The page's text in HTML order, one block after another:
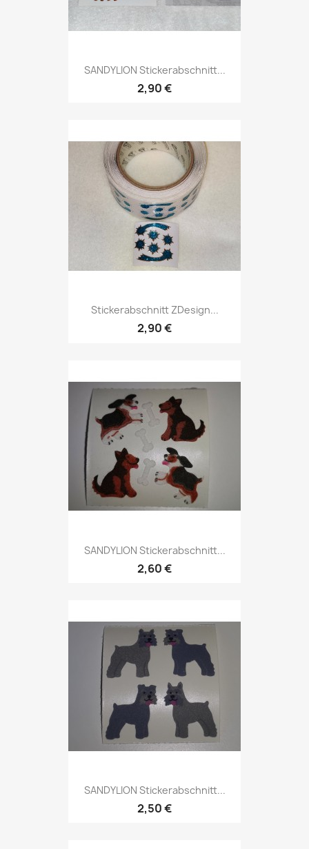
SANDYLION Stickerabschnitt...
2,90 €
Stickerabschnitt ZDesign...
2,90 €
SANDYLION Stickerabschnitt...
2,60 €
SANDYLION Stickerabschnitt...
2,50 €